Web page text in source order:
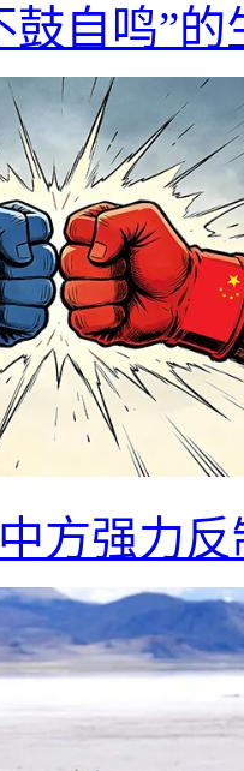
鼓自鸣”
方强力